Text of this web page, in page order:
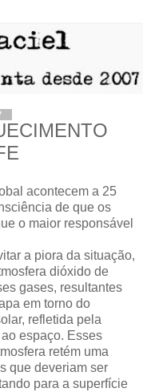
acontecem a 25
de que os
o maior responsável
a piora da situação,
dióxido de
gases, resultantes
em torno do
refletida pela
espaço. Esses
retém uma
que deveriam ser
para a superfície